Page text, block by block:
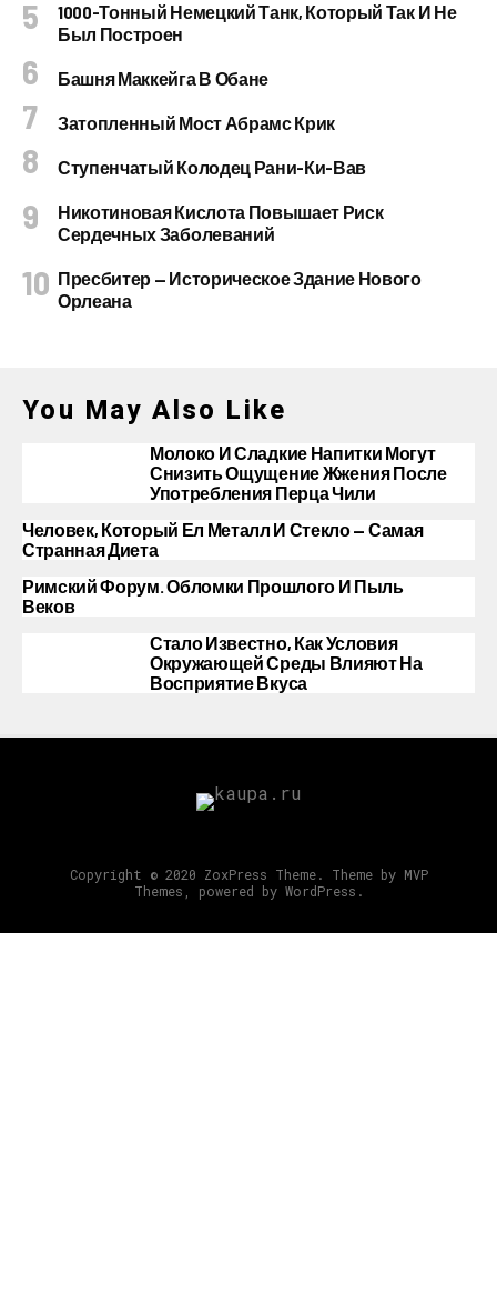
1000-Тонный Немецкий Танк, Который Так И Не
Был Построен
Башня Маккейга В Обане
Затопленный Мост Абрамс Крик
Ступенчатый Колодец Рани-Ки-Вав
Никотиновая Кислота Повышает Риск
Сердечных Заболеваний
Пресбитер — Историческое Здание Нового
Орлеана
You May Also Like
Молоко И Сладкие Напитки Могут
Снизить Ощущение Жжения После
Употребления Перца Чили
Человек, Который Ел Металл И Стекло — Самая
Странная Диета
Римский Форум. Обломки Прошлого И Пыль
Веков
Стало Известно, Как Условия
Окружающей Среды Влияют На
Восприятие Вкуса
Copyright © 2020 ZoxPress Theme. Theme by MVP
Themes, powered by WordPress.